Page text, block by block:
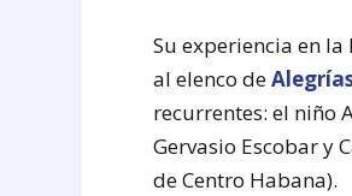
Su experiencia en
al elenco de
recurrentes: el niño
Gervasio Escobar y
de Centro Habana).